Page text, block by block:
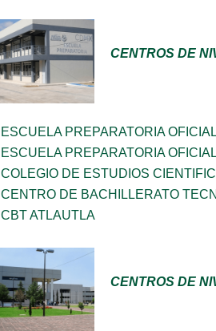
CENTROS DE
ESCUELA PREPARATORIA
ESCUELA PREPARATORIA
COLEGIO DE ESTUDIOS
CENTRO DE BACHILLERATO
CBT ATLAUTLA
CENTROS DE